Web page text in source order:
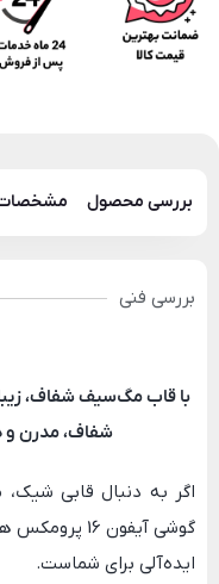
بررسی محصول
بررسی فنی
شفاف، مدرن و
اگر به دنبال قابی شیک،
گوشی آیفون 16 پرومکس هستید،
ایده‌آلی برای شماست.